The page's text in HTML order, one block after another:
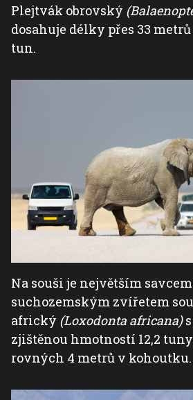
Plejtvák obrovský
dosahuje délky přes 33
tun.
Na souši je největším
suchozemským zvířetem
africký (Loxodonta africana)
zjištěnou hmotností 12,2
rovných 4 metrů v kohoutku.